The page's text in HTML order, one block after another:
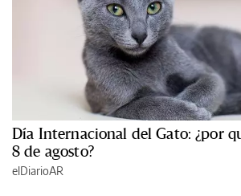
Día Internacional del Gato: ¿por
8 de agosto?
elDiarioAR